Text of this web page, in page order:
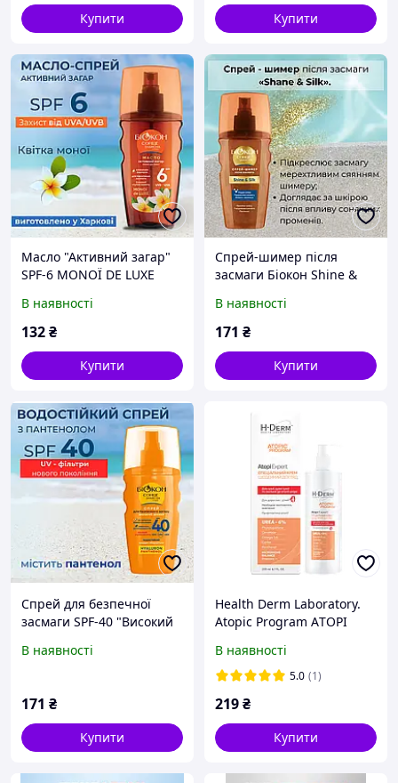
Купити Купити
Масло "Активний загар"
SPF-6 MONOЇ DE LUXE
В наявності
132₴
Купити
Спрей-шимер після
засмаги Біокон Shine &
В наявності
171 ₴
Купити
Спрей для безпечної
засмаги SPF-40 "Високий
В наявності
171 ₴
Купити
Health Derm Laboratory.
Atopic Program АTOPI
В наявності
5.0 (1)
219₴
Купити